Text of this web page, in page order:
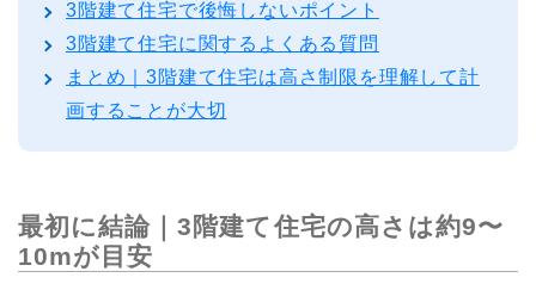
3階建て住宅で後悔しないポイント
3階建て住宅に関するよくある質問
まとめ｜3階建て住宅は高さ制限を理解して計
画することが大切
最初に結論｜3階建て住宅の高さは約9〜
10mが目安